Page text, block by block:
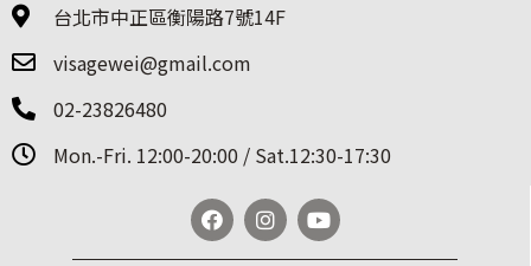
台北市中正區衡陽路7號14F
visagewei@gmail.com
02-23826480
Mon.-Fri. 12:00-20:00 / Sat.12:30-17:30